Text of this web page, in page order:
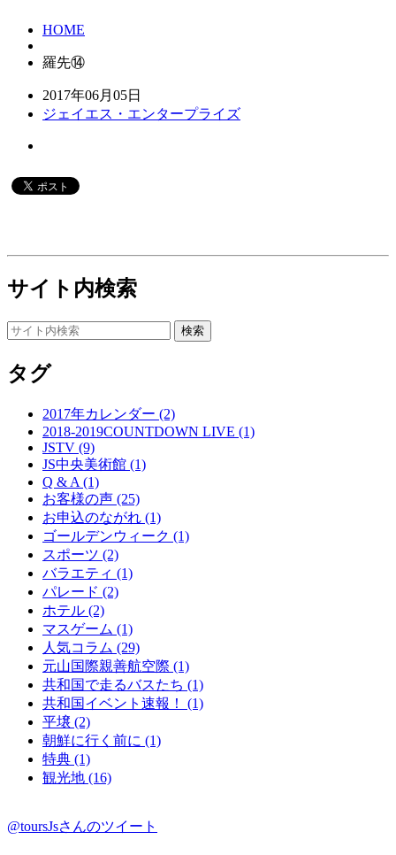
HOME
羅先⑭
2017年06月05日
ジェイエス・エンタープライズ
サイト内検索
タグ
2017年カレンダー (2)
2018-2019COUNTDOWN LIVE (1)
JSTV (9)
JS中央美術館 (1)
Q & A (1)
お客様の声 (25)
お申込のながれ (1)
ゴールデンウィーク (1)
スポーツ (2)
バラエティ (1)
パレード (2)
ホテル (2)
マスゲーム (1)
人気コラム (29)
元山国際親善航空際 (1)
共和国で走るバスたち (1)
共和国イベント速報！ (1)
平壌 (2)
朝鮮に行く前に (1)
特典 (1)
観光地 (16)
@toursJsさんのツイート